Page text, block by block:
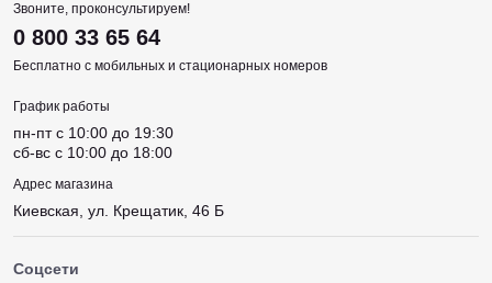
Звоните, проконсультируем!
0 800 33 65 64
Бесплатно с мобильных и стационарных номеров
График работы
пн-пт c 10:00 до 19:30
сб-вс c 10:00 до 18:00
Адрес магазина
Киевская, ул. Крещатик, 46 Б
Соцсети